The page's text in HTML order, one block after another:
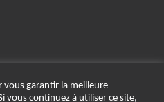
vous garantir la meilleure
vous continuez à utiliser ce site,